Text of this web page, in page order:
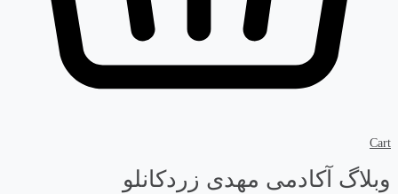
Cart
وبلاگ آکادمی مهدی زردکانلو